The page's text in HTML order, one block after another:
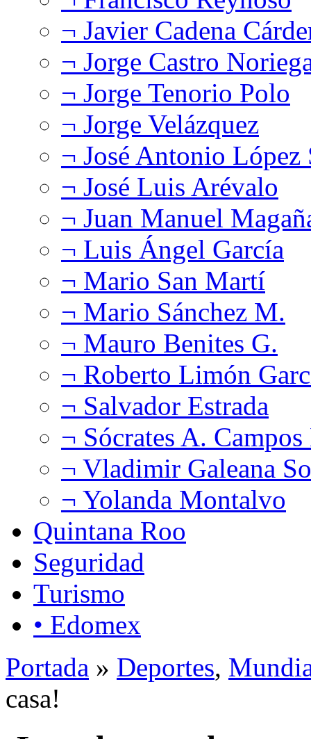
¬ Javier Cadena
¬ Jorge Castro
¬ Jorge Tenorio Polo
¬ Jorge Velázquez
¬ José Antonio López
¬ José Luis Arévalo
¬ Juan Manuel
¬ Luis Ángel García
¬ Mario San Martí
¬ Mario Sánchez M.
¬ Mauro Benites G.
¬ Roberto Limón
¬ Salvador Estrada
¬ Sócrates A.
¬ Vladimir Galeana
¬ Yolanda Montalvo
Quintana Roo
Seguridad
Turismo
• Edomex
Portada » Deportes,
casa!